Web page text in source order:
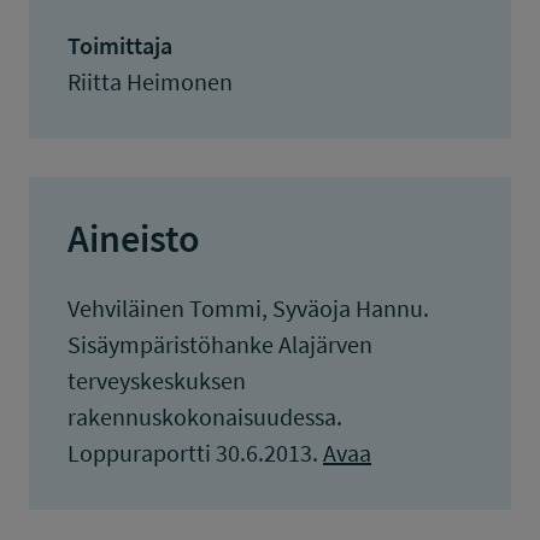
Toimittaja
Riitta Heimonen
Aineisto
Vehviläinen Tommi, Syväoja Hannu.
Sisäympäristöhanke Alajärven
terveyskeskuksen
rakennuskokonaisuudessa.
Loppuraportti 30.6.2013. Avaa